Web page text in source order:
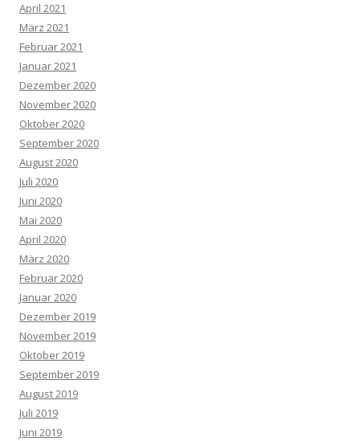
April 2021
März 2021
Februar 2021
Januar 2021
Dezember 2020
November 2020
Oktober 2020
September 2020
August 2020
Juli 2020
Juni 2020
Mai 2020
April 2020
März 2020
Februar 2020
Januar 2020
Dezember 2019
November 2019
Oktober 2019
September 2019
August 2019
Juli 2019
Juni 2019